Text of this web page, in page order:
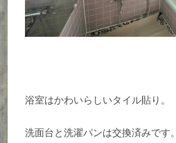
浴室はかわいらしいタイル貼り。
洗面台と洗濯パンは交換済みです。